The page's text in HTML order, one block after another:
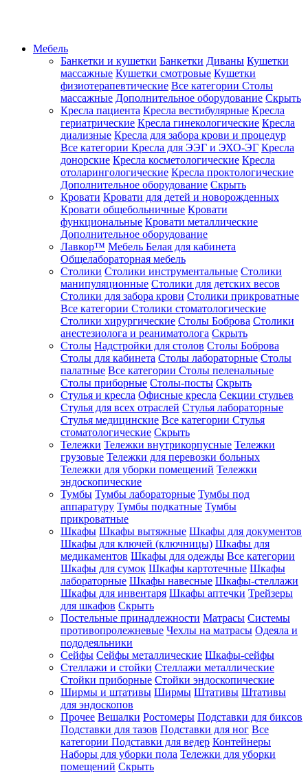
Мебель
Банкетки и кушетки Банкетки Диваны Кушетки
массажные Кушетки смотровые Кушетки
физиотерапевтические Все категории Столы
массажные Дополнительное оборудование Скрыть
Кресла пациента Кресла вестибулярные Кресла
гериатрические Кресла гинекологические Кресла
диализные Кресла для забора крови и процедур
Все категории Кресла для ЭЭГ и ЭХО-ЭГ Кресла
донорские Кресла косметологические Кресла
отоларингологические Кресла проктологические
Дополнительное оборудование Скрыть
Кровати Кровати для детей и новорожденных
Кровати общебольничные Кровати
функциональные Кровати металлические
Дополнительное оборудование
Лавкор™ Мебель Белая для кабинета
Общелабораторная мебель
Столики Столики инструментальные Столики
манипуляционные Столики для детских весов
Столики для забора крови Столики прикроватные
Все категории Столики стоматологические
Столики хирургические Столы Боброва Столики
анестезиолога и реаниматолога Скрыть
Столы Надстройки для столов Столы Боброва
Столы для кабинета Столы лабораторные Столы
палатные Все категории Столы пеленальные
Столы приборные Столы-посты Скрыть
Стулья и кресла Офисные кресла Секции стульев
Стулья для всех отраслей Стулья лабораторные
Стулья медицинские Все категории Стулья
стоматологические Скрыть
Тележки Тележки внутрикорпусные Тележки
грузовые Тележки для перевозки больных
Тележки для уборки помещений Тележки
эндоскопические
Тумбы Тумбы лабораторные Тумбы под
аппаратуру Тумбы подкатные Тумбы
прикроватные
Шкафы Шкафы вытяжные Шкафы для документов
Шкафы для ключей (ключницы) Шкафы для
медикаментов Шкафы для одежды Все категории
Шкафы для сумок Шкафы картотечные Шкафы
лабораторные Шкафы навесные Шкафы-стеллажи
Шкафы для инвентаря Шкафы аптечки Трейзеры
для шкафов Скрыть
Постельные принадлежности Матрасы Системы
противопролежневые Чехлы на матрасы Одеяла и
пододеяльники
Сейфы Сейфы металлические Шкафы-сейфы
Стеллажи и стойки Стеллажи металлические
Стойки приборные Стойки эндоскопические
Ширмы и штативы Ширмы Штативы Штативы
для эндоскопов
Прочее Вешалки Ростомеры Подставки для биксов
Подставки для тазов Подставки для ног Все
категории Подставки для ведер Контейнеры
Наборы для уборки пола Тележки для уборки
помещений Скрыть